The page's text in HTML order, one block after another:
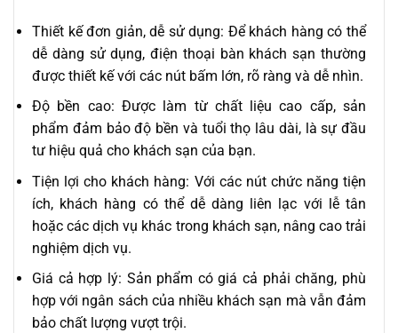
Thiết kế đơn giản, dễ sử dụng: Để khách hàng có thể
dễ dàng sử dụng, điện thoại bàn khách sạn thường
được thiết kế với các nút bấm lớn, rõ ràng và dễ nhìn.
Độ bền cao: Được làm từ chất liệu cao cấp, sản
phẩm đảm bảo độ bền và tuổi thọ lâu dài, là sự đầu
tư hiệu quả cho khách sạn của bạn.
Tiện lợi cho khách hàng: Với các nút chức năng tiện
ích, khách hàng có thể dễ dàng liên lạc với lễ tân
hoặc các dịch vụ khác trong khách sạn, nâng cao trải
nghiệm dịch vụ.
Giá cả hợp lý: Sản phẩm có giá cả phải chăng, phù
hợp với ngân sách của nhiều khách sạn mà vẫn đảm
bảo chất lượng vượt trội.